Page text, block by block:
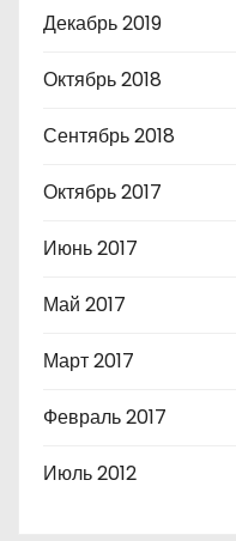
Декабрь 2019
Октябрь 2018
Сентябрь 2018
Октябрь 2017
Июнь 2017
Май 2017
Март 2017
Февраль 2017
Июль 2012